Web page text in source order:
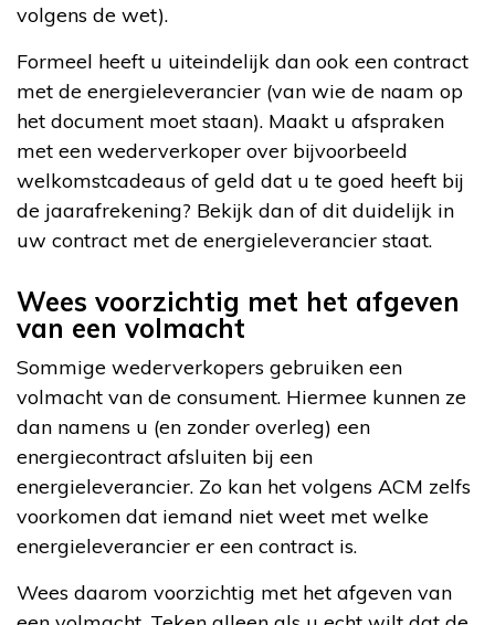
volgens de wet).
Formeel heeft u uiteindelijk dan ook een contract
met de energieleverancier (van wie de naam op
het document moet staan). Maakt u afspraken
met een wederverkoper over bijvoorbeeld
welkomstcadeaus of geld dat u te goed heeft bij
de jaarafrekening? Bekijk dan of dit duidelijk in
uw contract met de energieleverancier staat.
Wees voorzichtig met het afgeven
van een volmacht
Sommige wederverkopers gebruiken een
volmacht van de consument. Hiermee kunnen ze
dan namens u (en zonder overleg) een
energiecontract afsluiten bij een
energieleverancier. Zo kan het volgens ACM zelfs
voorkomen dat iemand niet weet met welke
energieleverancier er een contract is.
Wees daarom voorzichtig met het afgeven van